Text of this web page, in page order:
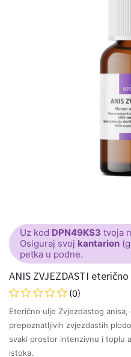
Uz kod DPN49KS3 tvoja
Osiguraj svoj kantarion
petka u podne.
ANIS ZVJEZDASTI
(0)
Eterično ulje Zvjezdastog
prepoznatljivih zvjezdastih
svaki prostor intenzivnu i toplu
istoka.